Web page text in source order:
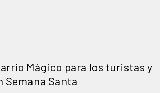
Mágico para los turistas y
Semana Santa